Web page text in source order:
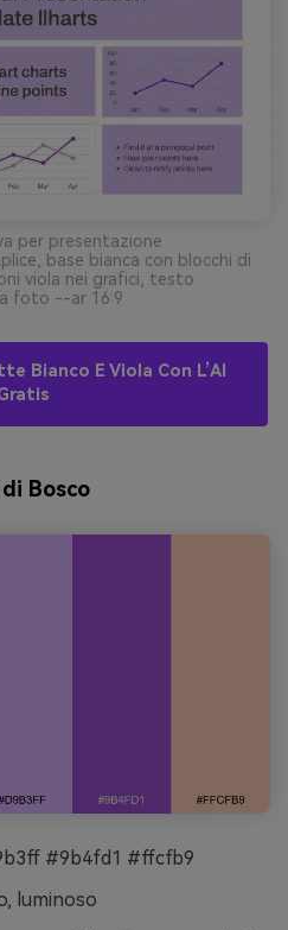
per presentazione
base bianca con blocchi di
viola nei grafici, testo
foto --ar 16:9
Bianco E Viola Con L’AI
Bosco
#9b4fd1 #ffcfb9
luminoso